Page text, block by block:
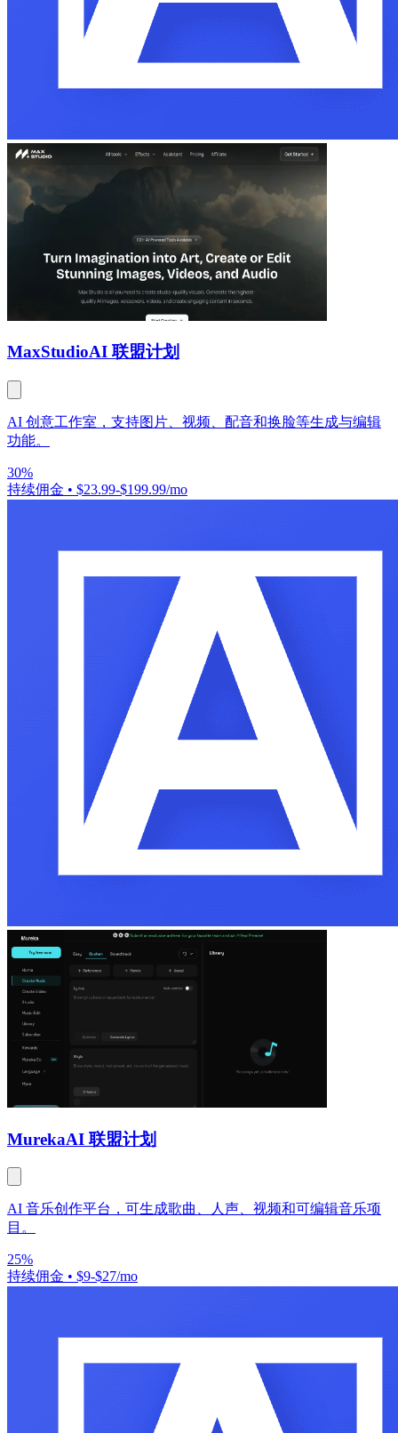
MaxStudioAI 联盟计划
AI 创意工作室，支持图片、视频、配音和换脸等生成与编辑
功能。
30%
持续佣金 • $23.99-$199.99/mo
MurekaAI 联盟计划
AI 音乐创作平台，可生成歌曲、人声、视频和可编辑音乐项
目。
25%
持续佣金 • $9-$27/mo